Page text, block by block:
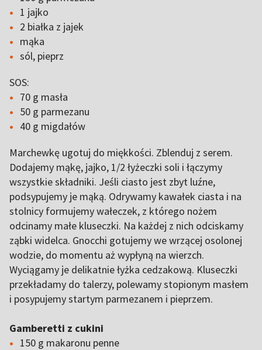
1 jajko
2 białka z jajek
mąka
sól, pieprz
SOS:
70 g masła
50 g parmezanu
40 g migdałów
Marchewkę ugotuj do miękkości. Zblenduj z serem.
Dodajemy mąkę, jajko, 1/2 łyżeczki soli i łączymy
wszystkie składniki. Jeśli ciasto jest zbyt luźne,
podsypujemy je mąką. Odrywamy kawałek ciasta i na
stolnicy formujemy wałeczek, z którego nożem
odcinamy małe kluseczki. Na każdej z nich odciskamy
ząbki widelca. Gnocchi gotujemy we wrzącej osolonej
wodzie, do momentu aż wypłyną na wierzch.
Wyciągamy je delikatnie łyżka cedzakową. Kluseczki
przekładamy do talerzy, polewamy stopionym masłem
i posypujemy startym parmezanem i pieprzem.
Gamberetti z cukini
150 g makaronu penne